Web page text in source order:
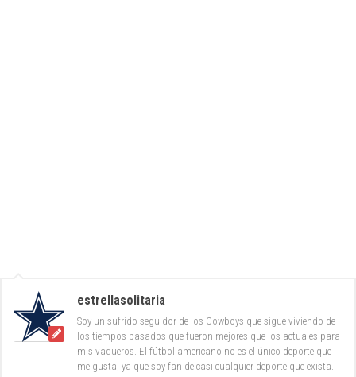
estrellasolitaria
Soy un sufrido seguidor de los Cowboys que sigue viviendo de
los tiempos pasados que fueron mejores que los actuales para
mis vaqueros. El fútbol americano no es el único deporte que
me gusta, ya que soy fan de casi cualquier deporte que exista.